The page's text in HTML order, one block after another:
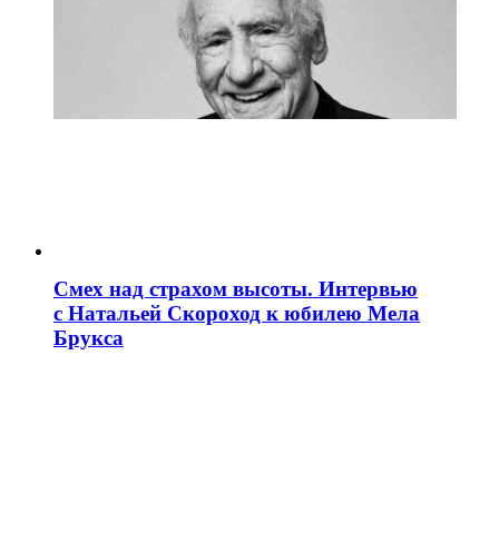
Смех над страхом высоты. Интервью
с Натальей Скороход к юбилею Мела
Брукса